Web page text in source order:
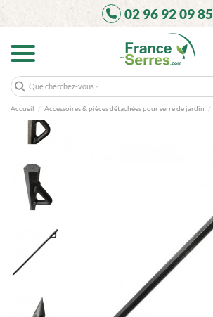
02 96 92 09 85
Accueil Accessoires & pièces détachées pour serre de jardin